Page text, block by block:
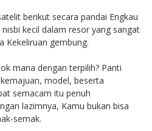
berikut secara pandai Engkau
kecil dalam resor yang sangat
Kekeliruan gembung.
mana dengan terpilih? Panti
model, beserta
semacam itu penuh
lazimnya, Kamu bukan bisa
semak.